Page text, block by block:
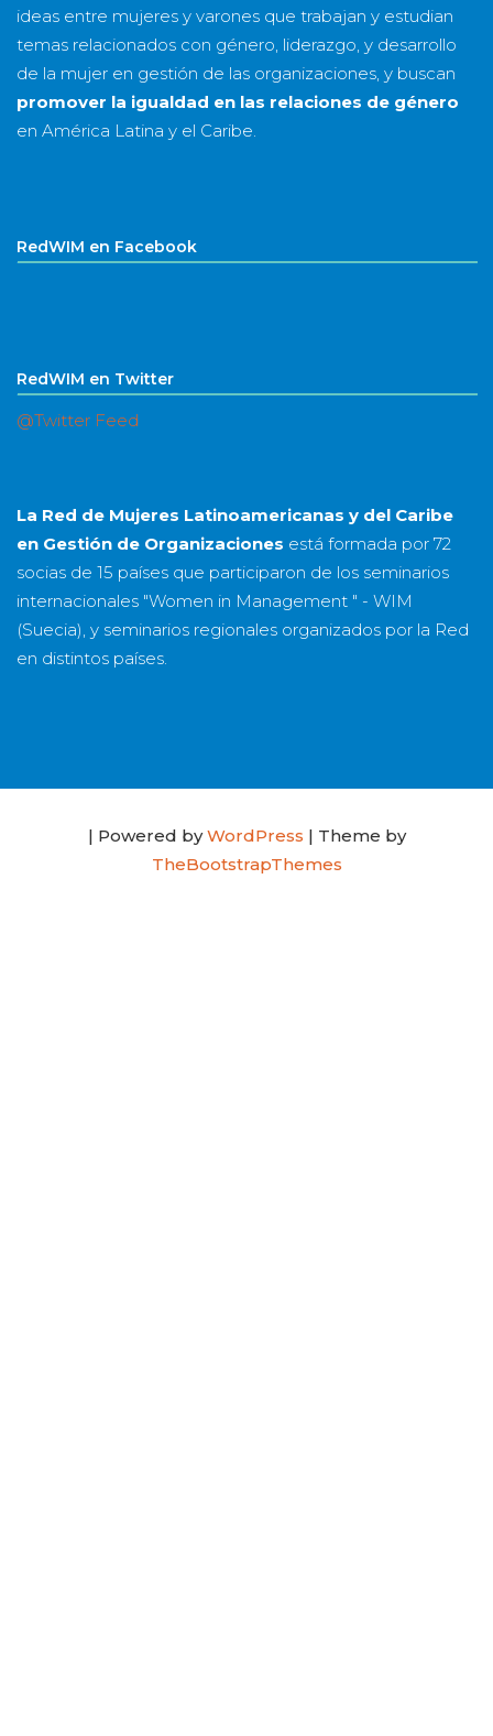
ideas entre mujeres y varones que trabajan y estudian
temas relacionados con género, liderazgo, y desarrollo
de la mujer en gestión de las organizaciones, y buscan
promover la igualdad en las relaciones de género
en América Latina y el Caribe.
RedWIM en Facebook
RedWIM en Twitter
@Twitter Feed
La Red de Mujeres Latinoamericanas y del Caribe
en Gestión de Organizaciones está formada por 72
socias de 15 países que participaron de los seminarios
internacionales "Women in Management " - WIM
(Suecia), y seminarios regionales organizados por la Red
en distintos países.
| Powered byWordPress | Theme by
TheBootstrapThemes